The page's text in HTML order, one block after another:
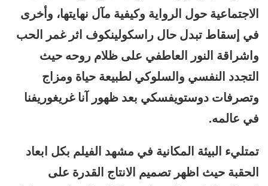
الاجتماعية حول الرواية وكيفية مآل نهايتها، وأخرى
في إسقاط تبدل حال راسكولينكوف اثر غمر الحب
واشراقة النور العاطفي على ظلام روحه حيث
التجدد النفسي والسلوكي لطبيعة حياة ومزاج
وتصرفات دوستويفسكي بعد ظهور آنا غريغوريفنا
في عالمه.
تمتليء البيئة المكانية في مشهد الفيلم بكل ابعاد
الحقبة حيث اظهر تصميم الانتاج القدرة على